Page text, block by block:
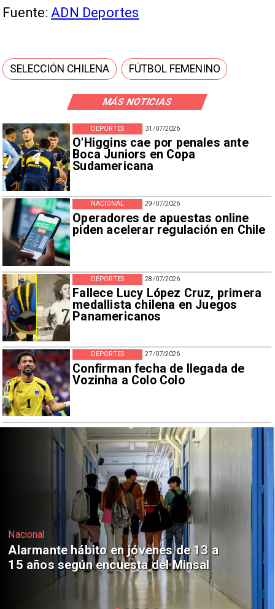
MÁS NOTICIAS
31/07/2026
O'Higgins cae por penales ante
Boca Juniors en Copa
Sudamericana
DEPORTES
29/07/2026
Operadores de apuestas online
piden acelerar regulación en Chile
NACIONAL
28/07/2026
Fallece Lucy López Cruz, primera
medallista chilena en Juegos
Panamericanos
DEPORTES
27/07/2026
Confirman fecha de llegada de
Vozinha a Colo Colo
DEPORTES
Fuente: ADN Deportes
SELECCIÓN CHILENA FÚTBOL FEMENINO
Regiones
Aprueban creación del Parque
Sebastián Piñera con inversión de $4
mil millones